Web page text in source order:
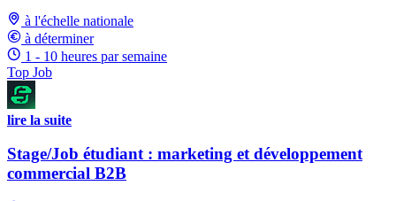
à l'échelle nationale
à déterminer
1 - 10 heures par semaine
Top Job
lire la suite
Stage/Job étudiant : marketing et développement
commercial B2B